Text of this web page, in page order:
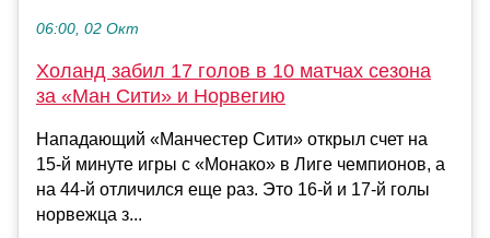
06:00, 02 Окт
Холанд забил 17 голов в 10 матчах сезона
за «Ман Сити» и Норвегию
Нападающий «Манчестер Сити» открыл счет на
15-й минуте игры с «Монако» в Лиге чемпионов, а
на 44-й отличился еще раз. Это 16-й и 17-й голы
норвежца з...